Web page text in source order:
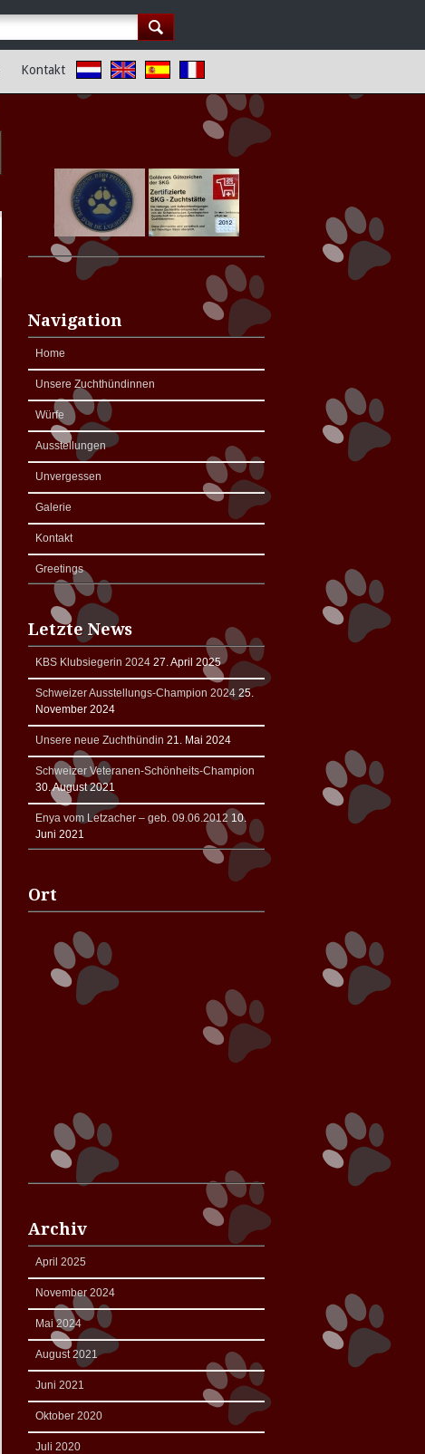
Kontakt
Navigation
Home
Unsere Zuchthündinnen
Würfe
Ausstellungen
Unvergessen
Galerie
Kontakt
Greetings
Letzte News
KBS Klubsiegerin 2024 27. April 2025
Schweizer Ausstellungs-Champion 2024 25.
November 2024
Unsere neue Zuchthündin 21. Mai 2024
Schweizer Veteranen-Schönheits-Champion
30. August 2021
Enya vom Letzacher – geb. 09.06.2012 10.
Juni 2021
Ort
Archiv
April 2025
November 2024
Mai 2024
August 2021
Juni 2021
Oktober 2020
Juli 2020